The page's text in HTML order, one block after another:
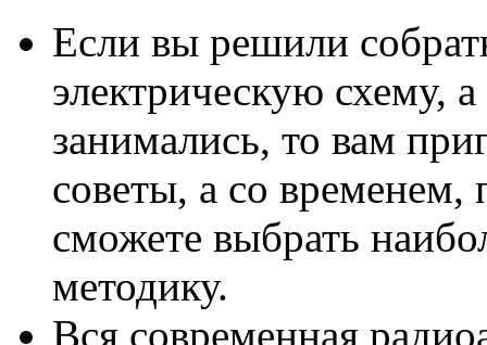
Если вы решили
электрическую схему,
занимались, то вам
советы, а со
сможете выбрать
методику.
Вся современная